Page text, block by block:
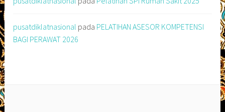
pusatdiklatnasional pada PELATIHAN ASESOR KOMPETENSI
BAGI PERAWAT 2026